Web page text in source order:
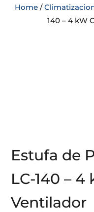
Home /
140 – 4 kW
Estufa de
LC-140 – 4
Ventilador